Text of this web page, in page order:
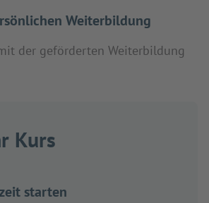
Weiterbildung
der geförderten Weiterbildung
Kurs
starten